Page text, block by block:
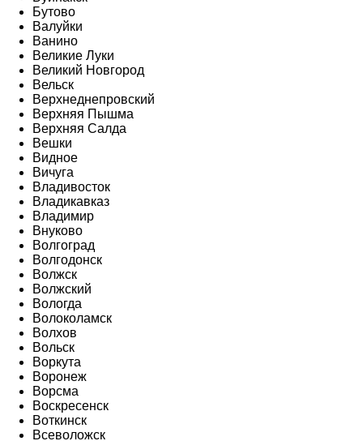
Бутово
Валуйки
Ванино
Великие Луки
Великий Новгород
Вельск
Верхнеднепровский
Верхняя Пышма
Верхняя Салда
Вешки
Видное
Вичуга
Владивосток
Владикавказ
Владимир
Внуково
Волгоград
Волгодонск
Волжск
Волжский
Вологда
Волоколамск
Волхов
Вольск
Воркута
Воронеж
Ворсма
Воскресенск
Воткинск
Всеволожск